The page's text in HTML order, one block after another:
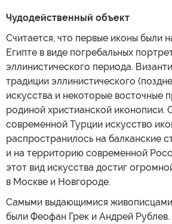
Чудодейственный объект
Считается, что первые иконы были
Египте в виде погребальных
эллинистического периода.
традиции эллинистического
искусства и некоторые восточные
родиной христианской иконописи.
современной Турции искусство
распространилось на балканские
и на территорию современной
этот вид искусства достиг
в Москве и Новгороде.
Самыми выдающимися
были Феофан Грек и Андрей